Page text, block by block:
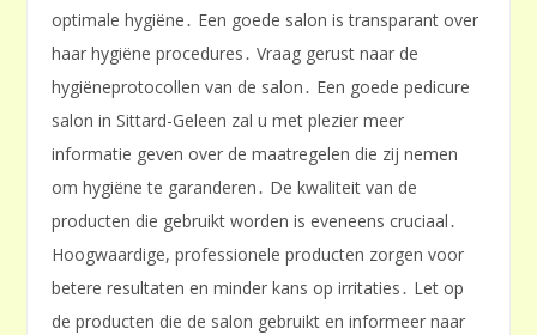
optimale hygiëne․ Een goede salon is transparant over
haar hygiëne procedures․ Vraag gerust naar de
hygiëneprotocollen van de salon․ Een goede pedicure
salon in Sittard-Geleen zal u met plezier meer
informatie geven over de maatregelen die zij nemen
om hygiëne te garanderen․ De kwaliteit van de
producten die gebruikt worden is eveneens cruciaal․
Hoogwaardige, professionele producten zorgen voor
betere resultaten en minder kans op irritaties․ Let op
de producten die de salon gebruikt en informeer naar